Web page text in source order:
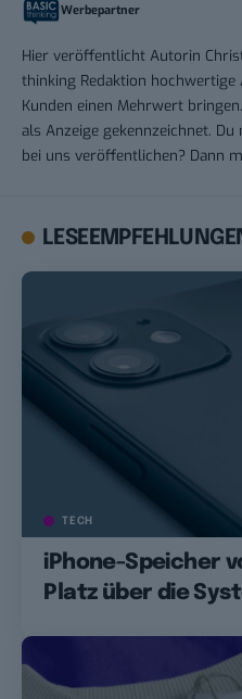
Werbepartner
Hier veröffentlicht Autorin
thinking Redaktion
Kunden einen Mehrwert
als Anzeige gekennzeichnet.
bei uns veröffentlichen? Dann
TECH
iPhone-Speicher
Platz über die